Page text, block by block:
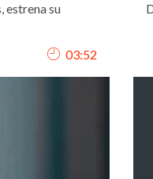
estrena su
03:52